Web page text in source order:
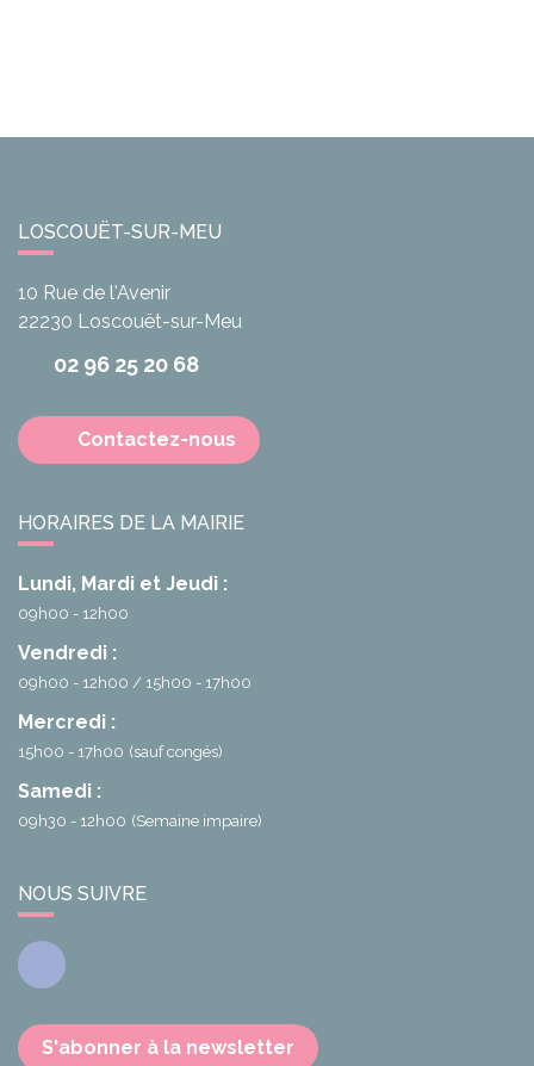
LOSCOUËT-SUR-MEU
10 Rue de l'Avenir
22230 Loscouët-sur-Meu
02 96 25 20 68
Contactez-nous
HORAIRES DE LA MAIRIE
Lundi, Mardi et Jeudi :
09h00 - 12h00
Vendredi :
09h00 - 12h00 15h00 - 17h00
Mercredi :
15h00 - 17h00 (sauf congés)
Samedi :
09h30 - 12h00 (Semaine impaire)
NOUS SUIVRE
Facebook
S'abonner à la newsletter